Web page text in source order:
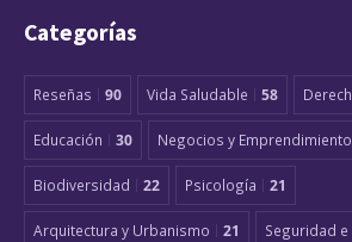
Categorías
Reseñas 90 Vida Saludable 58
Educación 30 Negocios y Emprendimiento
Biodiversidad 22 Psicología 21
Arquitectura y Urbanismo 21 Seguridad